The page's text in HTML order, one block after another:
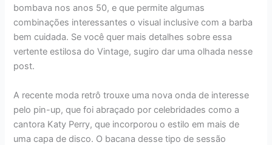
bombava nos anos 50, e que permite algumas
combinações interessantes o visual inclusive com a barba
bem cuidada. Se você quer mais detalhes sobre essa
vertente estilosa do Vintage, sugiro dar uma olhada nesse
post.
A recente moda retrô trouxe uma nova onda de interesse
pelo pin-up, que foi abraçado por celebridades como a
cantora Katy Perry, que incorporou o estilo em mais de
uma capa de disco. O bacana desse tipo de sessão